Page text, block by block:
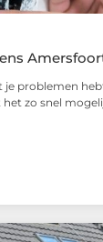
je problemen
zo snel